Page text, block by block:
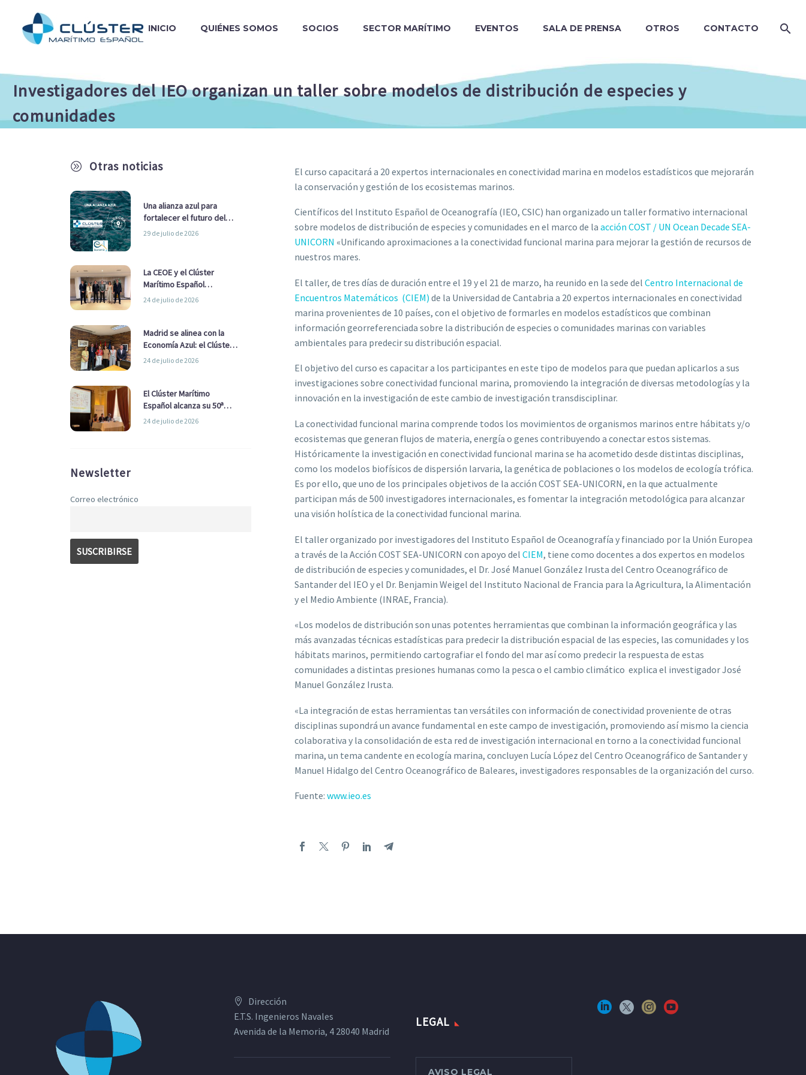
INICIO QUIÉNES SOMOS SOCIOS SECTOR MARÍTIMO EVENTOS SALA DE PRENSA OTROS CONTACTO
Investigadores del IEO organizan un taller sobre modelos de distribución de especies y
comunidades
A Otras noticias
Una alianza azul para
fortalecer el futuro del
sector marítimo
29 de julio de 2026
La CEOE y el Clúster
Marítimo Español
refuerzan su alianza para
24 de julio de 2026
Madrid se alinea con la
Economía Azul: el Clúster
Marítimo Español y la Real
Ayuntamiento
24 de julio de 2026
El Clúster Marítimo
Español alcanza su 50ª
Asamblea reafirmando su
24 de julio de 2026
Newsletter
Correo electrónico
El curso capacitará a 20 expertos internacionales en conectividad marina en modelos estadísticos que mejorarán
la conservación y gestión de los ecosistemas marinos.
Científicos del Instituto Español de Oceanografía (IEO, CSIC) han organizado un taller formativo internacional
sobre modelos de distribución de especies y comunidades en el marco de la acción COST / UN Ocean Decade SEA-
UNICORN «Unificando aproximaciones a la conectividad funcional marina para mejorar la gestión de recursos de
nuestros mares.
El taller, de tres días de duración entre el 19 y el 21 de marzo, ha reunido en la sede del Centro Internacional de
Encuentros Matemáticos (CIEM) de la Universidad de Cantabria a 20 expertos internacionales en conectividad
marina provenientes de 10 países, con el objetivo de formarles en modelos estadísticos que combinan
información georreferenciada sobre la distribución de especies o comunidades marinas con variables
ambientales para predecir su distribución espacial.
El objetivo del curso es capacitar a los participantes en este tipo de modelos para que puedan aplicarlos a sus
investigaciones sobre conectividad funcional marina, promoviendo la integración de diversas metodologías y la
innovación en la investigación de este cambio de investigación transdisciplinar.
La conectividad funcional marina comprende todos los movimientos de organismos marinos entre hábitats y/o
ecosistemas que generan flujos de materia, energía o genes contribuyendo a conectar estos sistemas.
Históricamente la investigación en conectividad funcional marina se ha acometido desde distintas disciplinas,
como los modelos biofísicos de dispersión larvaria, la genética de poblaciones o los modelos de ecología trófica.
Es por ello, que uno de los principales objetivos de la acción COST SEA-UNICORN, en la que actualmente
participan más de 500 investigadores internacionales, es fomentar la integración metodológica para alcanzar
una visión holística de la conectividad funcional marina.
El taller organizado por investigadores del Instituto Español de Oceanografía y financiado por la Unión Europea
a través de la Acción COST SEA-UNICORN con apoyo del CIEM, tiene como docentes a dos expertos en modelos
de distribución de especies y comunidades, el Dr. José Manuel González Irusta del Centro Oceanográfico de
Santander del IEO y el Dr. Benjamin Weigel del Instituto Nacional de Francia para la Agricultura, la Alimentación
y el Medio Ambiente (INRAE, Francia).
«Los modelos de distribución son unas potentes herramientas que combinan la información geográfica y las
más avanzadas técnicas estadísticas para predecir la distribución espacial de las especies, las comunidades y los
hábitats marinos, permitiendo cartografiar el fondo del mar así como predecir la respuesta de estas
comunidades a distintas presiones humanas como la pesca o el cambio climático explica el investigador José
Manuel González Irusta.
«La integración de estas herramientas tan versátiles con información de conectividad proveniente de otras
disciplinas supondrá un avance fundamental en este campo de investigación, promoviendo así mismo la ciencia
colaborativa y la consolidación de esta red de investigación internacional en torno a la conectividad funcional
marina, un tema candente en ecología marina, concluyen Lucía López del Centro Oceanográfico de Santander y
Manuel Hidalgo del Centro Oceanográfico de Baleares, investigadores responsables de la organización del curso.
Fuente: www.ieo.es
Dirección
E.T.S. Ingenieros Navales
Avenida de la Memoria, 4 28040 Madrid
LEGAL
AVISO LEGAL